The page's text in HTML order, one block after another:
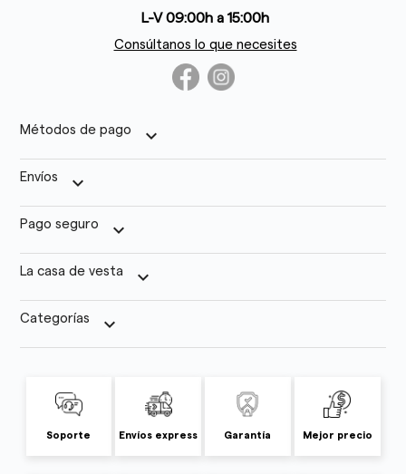
L-V 09:00h a 15:00h
Consúltanos lo que necesites
Métodos de pago keyboard_arrow_down
Envíos keyboard_arrow_down
Pago seguro keyboard_arrow_down
La casa de vesta keyboard_arrow_down
Categorías keyboard_arrow_down
Soporte Envíos express Garantía Mejor precio